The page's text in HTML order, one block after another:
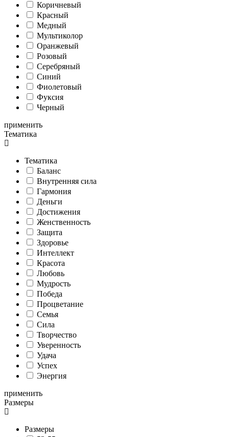
Коричневый
Красный
Медный
Мультиколор
Оранжевый
Розовый
Серебряный
Синий
Фиолетовый
Фуксия
Черный
применить
Тематика
Тематика
Баланс
Внутренняя сила
Гармония
Деньги
Достижения
Женственность
Защита
Здоровье
Интеллект
Красота
Любовь
Мудрость
Победа
Процветание
Семья
Сила
Творчество
Уверенность
Удача
Успех
Энергия
применить
Размеры
Размеры